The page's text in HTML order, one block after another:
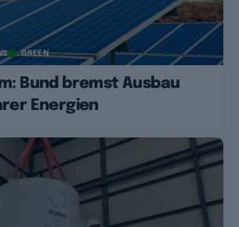
GREEN
Bund bremst Ausbau
Energien